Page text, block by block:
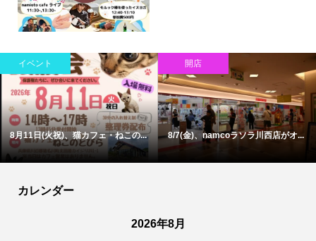
イベント
8月11日(火祝)、猫カフェ・ねこの...
開店
8/7(金)、namcoラソラ川西店がオ...
カレンダー
2026年8月